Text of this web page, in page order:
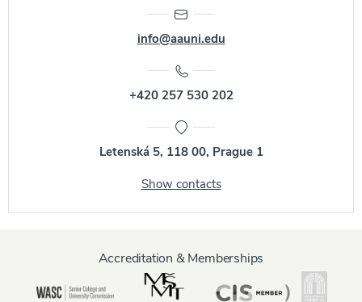
info@aauni.edu
+420 257 530 202
Letenská 5, 118 00, Prague 1
Show contacts
Accreditation & Memberships